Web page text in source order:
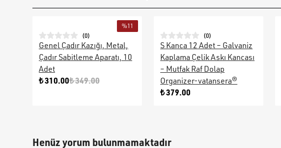
%11
(0)
Genel Çadır Kazığı, Metal,
Çadır Sabitleme Aparatı, 10
Adet
₺ 310.00₺ 349.00
(0)
S Kanca 12 Adet – Galvaniz
Kaplama Çelik Askı Kancası
– Mutfak Raf Dolap
Organizer-vatansera®
₺ 379.00
Henüz yorum bulunmamaktadır